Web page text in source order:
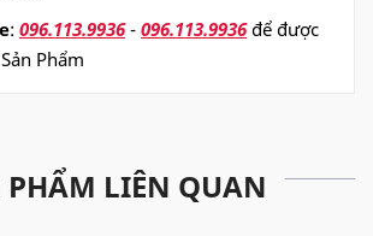
: 096.113.9936- 096.113.9936để được
Phẩm
PHẨM LIÊN QUAN